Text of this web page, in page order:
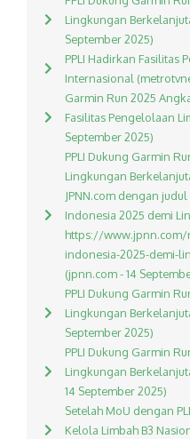
Lingkungan
September 2025)
PPLI Hadirkan Fasilitas
Internasional
Garmin Run 2025
Fasilitas Pengelolaan
September 2025)
PPLI Dukung Garmin
Lingkungan
JPNN.com dengan
Indonesia 2025 demi
https://
indonesia-2025-demi-
(jpnn.com - 14
PPLI Dukung Garmin
Lingkungan
September 2025)
PPLI Dukung Garmin
Lingkungan
14 September 2025)
Setelah MoU dengan
Kelola Limbah B3